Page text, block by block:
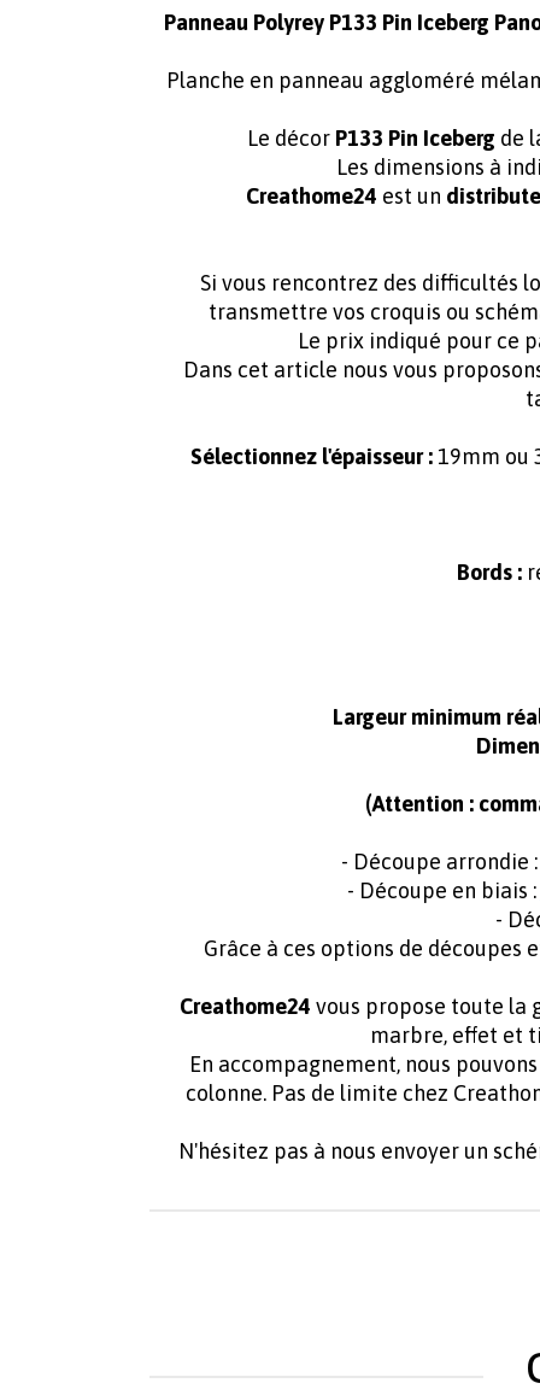
Panneau Polyrey P133 Pin Iceberg
Planche en panneau aggloméré
Le décor P133 Pin Iceberg de
Les dimensions à
Creathome24 est un
Si vous rencontrez des difficultés
transmettre vos croquis ou
Le prix indiqué pour ce
Dans cet article nous vous
Sélectionnez l'épaisseur :19mm ou
Bords :
Largeur minimum
(Attention :
- Découpe arrondie :
- Découpe en biais :
-
Grâce à ces options de découpes
Creathome24 vous propose toute la
marbre, effet et
En accompagnement, nous
colonne. Pas de limite chez
N'hésitez pas à nous envoyer un